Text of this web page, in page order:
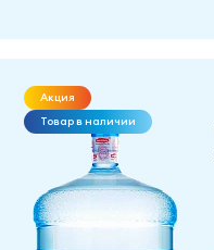
Акция
Товар в наличии